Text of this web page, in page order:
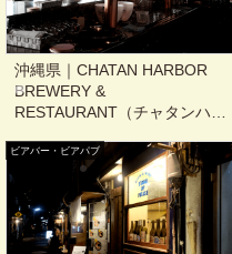
沖縄県｜CHATAN HARBOR
BREWERY &
RESTAURANT（チャタンハー
ン）さわやかな風とクラフト
ビールで特上のディナータイ
ム@北谷
ビアバー・ビアパブ